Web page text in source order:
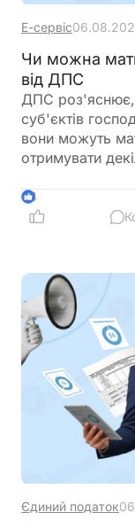
Е-сервіс
Чи можна
від ДПС
ДПС роз'яснює,
суб'єктів
вони можуть
отримувати
України
4
Єдиний податок